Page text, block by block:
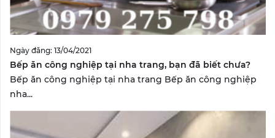
Ngày đăng: 13/04/2021
Bếp ăn công nghiệp tại nha trang, bạn đã biết chưa?
Bếp ăn công nghiệp tại nha trang Bếp ăn công nghiệp
nha...